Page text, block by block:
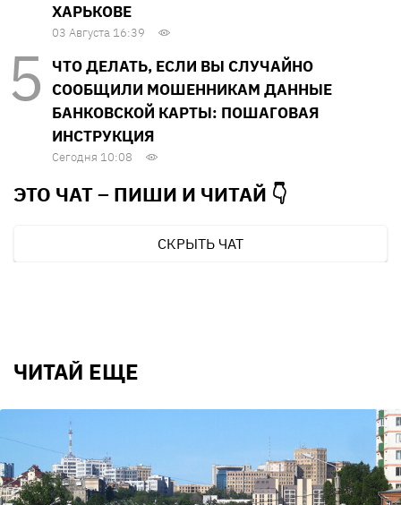
ХАРЬКОВЕ
03 Августа 16:39
ЧТО ДЕЛАТЬ, ЕСЛИ ВЫ СЛУЧАЙНО
СООБЩИЛИ МОШЕННИКАМ ДАННЫЕ
БАНКОВСКОЙ КАРТЫ: ПОШАГОВАЯ
ИНСТРУКЦИЯ
Сегодня 10:08
ЭТО ЧАТ – ПИШИ И ЧИТАЙ 👇
СКРЫТЬ ЧАТ
ЧИТАЙ ЕЩЕ